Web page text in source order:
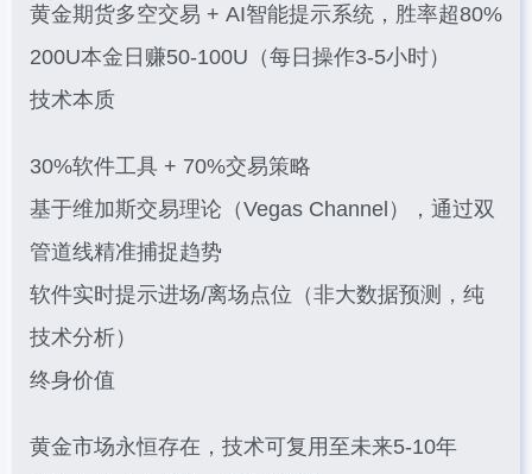
黄金期货多空交易 + AI智能提示系统，胜率超80%
200U本金日赚50-100U（每日操作3-5小时）
技术本质
30%软件工具 + 70%交易策略
基于维加斯交易理论（Vegas Channel），通过双
管道线精准捕捉趋势
软件实时提示进场/离场点位（非大数据预测，纯
技术分析）
终身价值
黄金市场永恒存在，技术可复用至未来5-10年